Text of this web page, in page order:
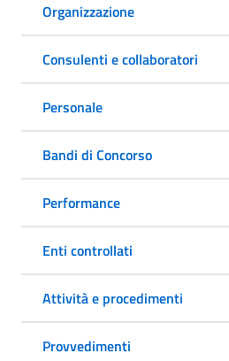
Organizzazione
Consulenti e collaboratori
Personale
Bandi di Concorso
Performance
Enti controllati
Attività e procedimenti
Provvedimenti